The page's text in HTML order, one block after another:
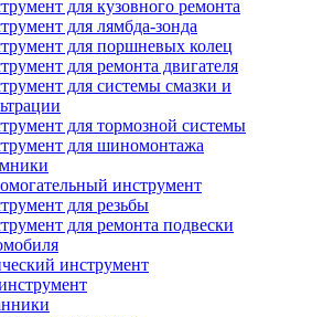
для кузовного ремонта
для лямбда-зонда
для поршневых колец
для ремонта двигателя
для системы смазки и
для тормозной системы
для шиномонтажа
инструмент
для резьбы
для ремонта подвески
инструмент